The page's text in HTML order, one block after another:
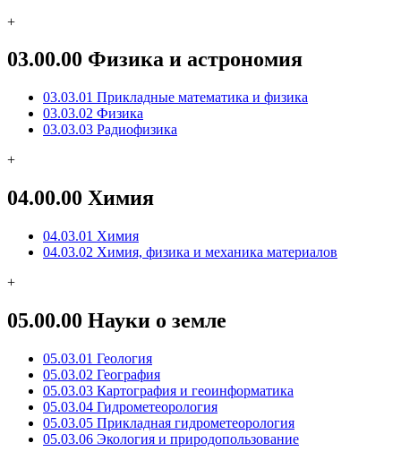
+
03.00.00 Физика и астрономия
03.03.01 Прикладные математика и физика
03.03.02 Физика
03.03.03 Радиофизика
+
04.00.00 Химия
04.03.01 Химия
04.03.02 Химия, физика и механика материалов
+
05.00.00 Науки о земле
05.03.01 Геология
05.03.02 География
05.03.03 Картография и геоинформатика
05.03.04 Гидрометеорология
05.03.05 Прикладная гидрометеорология
05.03.06 Экология и природопользование